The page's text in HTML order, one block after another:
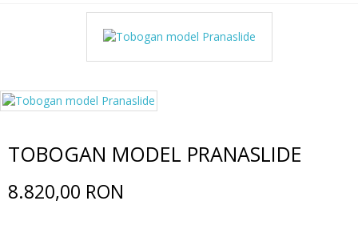
TOBOGAN MODEL PRANASLIDE
8.820,00 RON